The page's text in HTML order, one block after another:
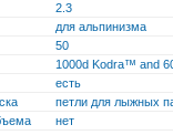
2.3
для альпинизма
50
1000d Kodra™ and
есть
петли для лыжных
нет